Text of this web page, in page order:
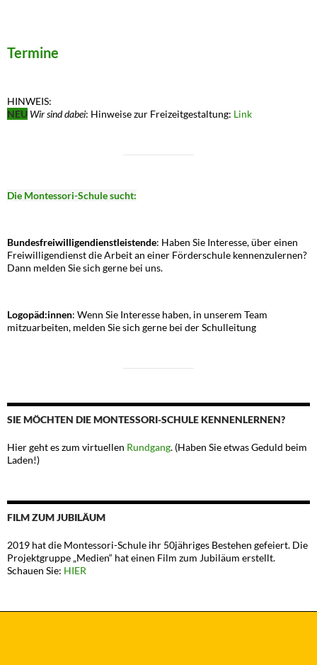
Termine
HINWEIS:
NEU Wir sind dabei: Hinweise zur Freizeitgestaltung: Link
Die Montessori-Schule sucht:
Bundesfreiwilligendienstleistende: Haben Sie Interesse, über einen
Freiwilligendienst die Arbeit an einer Förderschule kennenzulernen?
Dann melden Sie sich gerne bei uns.
Logopäd:innen: Wenn Sie Interesse haben, in unserem Team
mitzuarbeiten, melden Sie sich gerne bei der Schulleitung
SIE MÖCHTEN DIE MONTESSORI-SCHULE KENNENLERNEN?
Hier geht es zum virtuellen Rundgang. (Haben Sie etwas Geduld beim
Laden!)
FILM ZUM JUBILÄUM
2019 hat die Montessori-Schule ihr 50jähriges Bestehen gefeiert. Die
Projektgruppe „Medien“ hat einen Film zum Jubiläum erstellt.
Schauen Sie: HIER